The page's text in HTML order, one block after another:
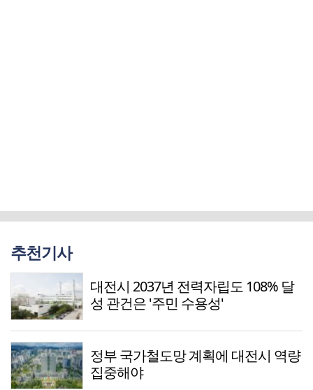
추천기사
대전시 2037년 전력자립도 108% 달
성 관건은 '주민 수용성'
정부 국가철도망 계획에 대전시 역량
집중해야